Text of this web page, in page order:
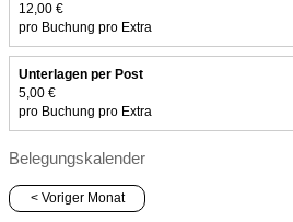
12,00 €
pro Buchung pro Extra
Unterlagen per Post
5,00 €
pro Buchung pro Extra
Belegungskalender
< Voriger Monat